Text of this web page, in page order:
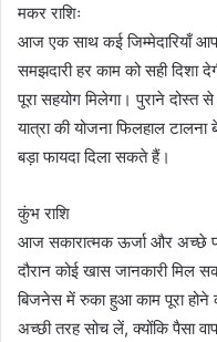
मकर राशिः
आज एक साथ कई जिम्मेदारियाँ
समझदारी हर काम को सही दिशा
पूरा सहयोग मिलेगा। पुराने दोस्त
यात्रा की योजना फिलहाल
बड़ा फायदा दिला सकते हैं।
कुंभ राशि
आज सकारात्मक ऊर्जा और अच्छे
दौरान कोई खास जानकारी मिल
बिजनेस में रुका हुआ काम पूरा होने
अच्छी तरह सोच लें, क्योंकि पैसा